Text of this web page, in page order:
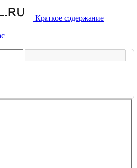
Краткое содержание